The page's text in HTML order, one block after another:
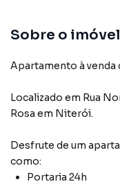
Sobre o imóvel
Apartamento à venda
Localizado em Rua
Rosa em Niterói.
Desfrute de um
como:
Portaria 24h